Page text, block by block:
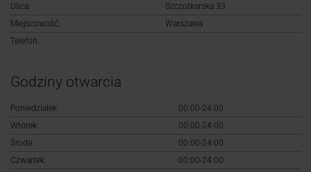
Rejestracja
Ulica:
Szczotkarska 33
Miejscowość:
Warszawa
Telefon:
Godziny otwarcia
Poniedziałek:
00:00-24:00
Wtorek:
00:00-24:00
Środa:
00:00-24:00
Czwartek:
00:00-24:00